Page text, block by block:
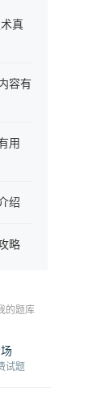
真
容有
用
绍
略
的题库
试题